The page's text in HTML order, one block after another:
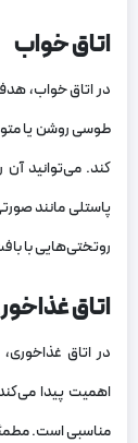
اتاق خواب
در اتاق خواب،
طوسی روشن یا
کند. می‌توانید
پاستلی مانند
روتختی‌هایی با
اتاق
در اتاق
اهمیت پیدا
مناسبی است.